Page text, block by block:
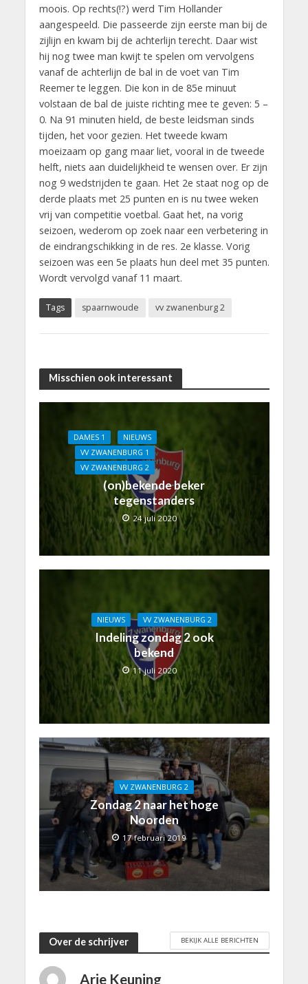
moois. Op rechts(!?) werd Tim Hollander
aangespeeld. Die passeerde zijn eerste man bij de
zijlijn en kwam bij de achterlijn terecht. Daar wist
hij nog twee man kwijt te spelen om vervolgens
vanaf de achterlijn de bal in de voet van Tim
Reemer te leggen. Die kon in de 85e minuut
volstaan de bal de juiste richting mee te geven: 5 –
0. Na 91 minuten hield, de beste leidsman sinds
tijden, het voor gezien. Het tweede kwam
moeizaam op gang maar liet, vooral in de tweede
helft, niets aan duidelijkheid te wensen over. Er zijn
nog 9 wedstrijden te gaan. Het 2e staat nog op de
derde plaats met 25 punten en is nu twee weken
vrij van competitie voetbal. Gaat het, na vorig
seizoen, wederom op zoek naar een verbetering in
de eindrangschikking in de res. 2e klasse. Vorig
seizoen was een 5e plaats hun deel met 35 punten.
Wordt vervolgd vanaf 11 maart.
Tags spaarnwoude vv zwanenburg 2
Misschien ook interessant
DAMES 1
NIEUWS
VV ZWANENBURG 1
VV ZWANENBURG 2
(on)bekende beker
tegenstanders
24 juli 2020
NIEUWS VV ZWANENBURG 2
Indeling zondag 2 ook
bekend
11 juli 2020
VV ZWANENBURG 2
Zondag 2 naar het hoge
Noorden
17 februari 2019
Over de schrijver BEKIJK ALLE BERICHTEN
Arie Keuning